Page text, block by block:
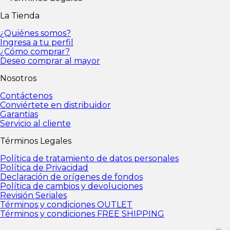
fondos
Política de cambios y devoluciones
La Tienda
¿Quiénes somos?
Ingresa a tu perfil
¿Cómo comprar?
Deseo comprar al mayor
Nosotros
Contáctenos
Conviértete en distribuidor
Garantias
Servicio al cliente
Términos Legales
Política de tratamiento de datos personales
Política de Privacidad
Declaración de orígenes de fondos
Política de cambios y devoluciones
Revisión Seriales
Términos y condiciones OUTLET
Términos y condiciones FREE SHIPPING